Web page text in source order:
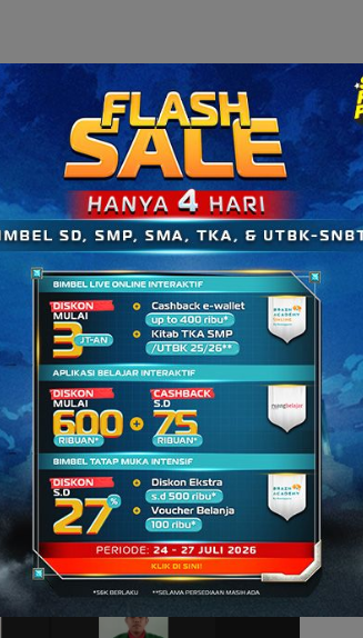
lain yang disahkan oleh pimpinan
lurah).
tugas akhir dan belum